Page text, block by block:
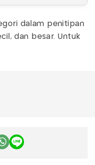
dalam penitipan
dan besar. Untuk